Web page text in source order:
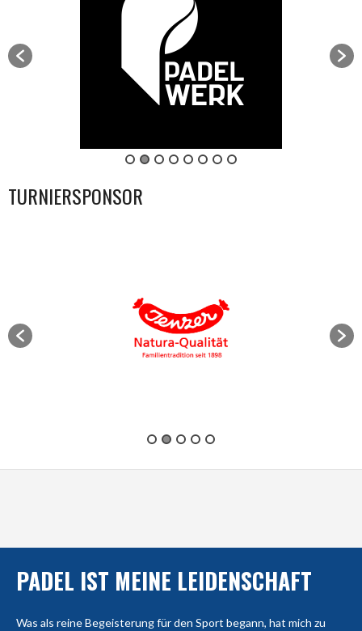
TURNIERSPONSOR
PADEL IST MEINE LEIDENSCHAFT
Was als reine Begeisterung für den Sport begann, hat mich zu